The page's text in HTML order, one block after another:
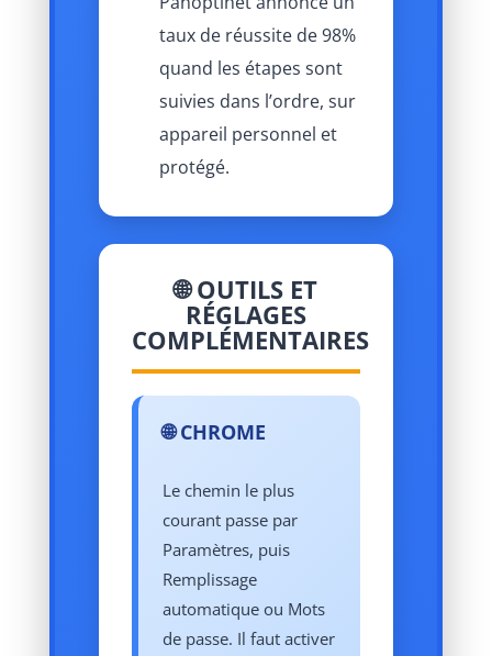
taux de réussite de 98%
quand les étapes sont
suivies dans l’ordre, sur
appareil personnel et
protégé.
🌐 OUTILS ET
RÉGLAGES
COMPLÉMENTAIRES
🌐 CHROME
Le chemin le plus
courant passe par
Paramètres, puis
Remplissage
automatique ou Mots
de passe. Il faut activer